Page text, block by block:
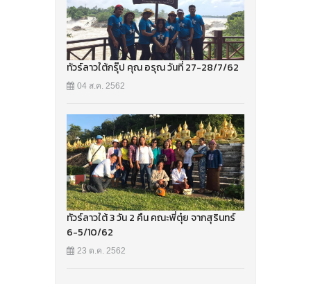
ทัวร์ลาวใต้กรุ๊ป คุณ อรุณ วันที่ 27-28/7/62
04 ส.ค. 2562
ทัวร์ลาวใต้ 3 วัน 2 คืน คณะพี่ตุ๋ย จากสุรินทร์
6-5/10/62
23 ต.ค. 2562